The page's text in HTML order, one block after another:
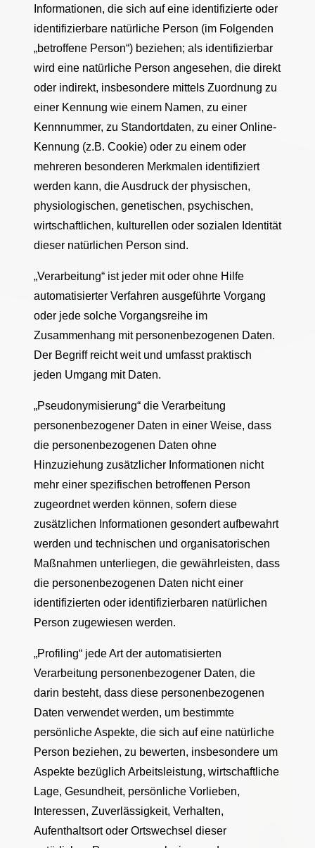
Informationen, die sich auf eine identifizierte oder
identifizierbare natürliche Person (im Folgenden
„betroffene Person“) beziehen; als identifizierbar
wird eine natürliche Person angesehen, die direkt
oder indirekt, insbesondere mittels Zuordnung zu
einer Kennung wie einem Namen, zu einer
Kennnummer, zu Standortdaten, zu einer Online-
Kennung (z.B. Cookie) oder zu einem oder
mehreren besonderen Merkmalen identifiziert
werden kann, die Ausdruck der physischen,
physiologischen, genetischen, psychischen,
wirtschaftlichen, kulturellen oder sozialen Identität
dieser natürlichen Person sind.
„Verarbeitung“ ist jeder mit oder ohne Hilfe
automatisierter Verfahren ausgeführte Vorgang
oder jede solche Vorgangsreihe im
Zusammenhang mit personenbezogenen Daten.
Der Begriff reicht weit und umfasst praktisch
jeden Umgang mit Daten.
„Pseudonymisierung“ die Verarbeitung
personenbezogener Daten in einer Weise, dass
die personenbezogenen Daten ohne
Hinzuziehung zusätzlicher Informationen nicht
mehr einer spezifischen betroffenen Person
zugeordnet werden können, sofern diese
zusätzlichen Informationen gesondert aufbewahrt
werden und technischen und organisatorischen
Maßnahmen unterliegen, die gewährleisten, dass
die personenbezogenen Daten nicht einer
identifizierten oder identifizierbaren natürlichen
Person zugewiesen werden.
„Profiling“ jede Art der automatisierten
Verarbeitung personenbezogener Daten, die
darin besteht, dass diese personenbezogenen
Daten verwendet werden, um bestimmte
persönliche Aspekte, die sich auf eine natürliche
Person beziehen, zu bewerten, insbesondere um
Aspekte bezüglich Arbeitsleistung, wirtschaftliche
Lage, Gesundheit, persönliche Vorlieben,
Interessen, Zuverlässigkeit, Verhalten,
Aufenthaltsort oder Ortswechsel dieser